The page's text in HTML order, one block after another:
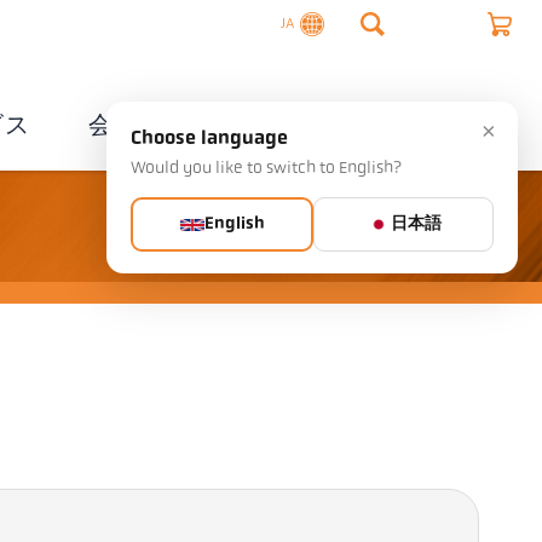
JA
会社概要 ×
Choose language
Would you like to switch to English?
English 日本語